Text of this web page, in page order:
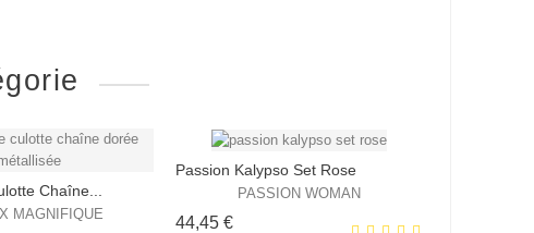
Chaîne...
MAGNIFIQUE
Passion Kalypso Set Rose
PASSION WOMAN
44,45 €Prix